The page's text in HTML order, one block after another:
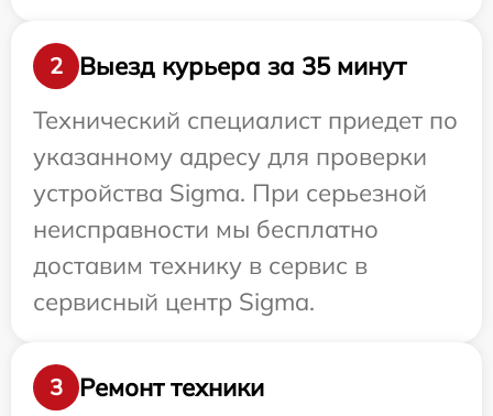
2
Выезд курьера за 35 минут
Технический специалист приедет по
указанному адресу для проверки
устройства Sigma. При серьезной
неисправности мы бесплатно
доставим технику в сервис в
сервисный центр Sigma.
3
Ремонт техники